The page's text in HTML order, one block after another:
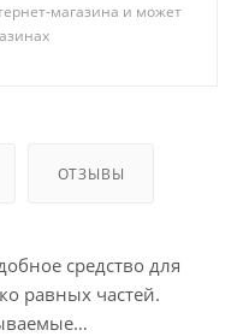
магазина и может
ОТЗЫВЫ
средство для
равных частей.